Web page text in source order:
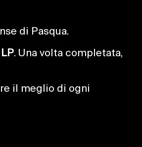
di Pasqua.
. Una volta completata,
il meglio di ogni